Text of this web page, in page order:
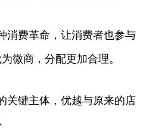
费革命，让消费者也参与
微商，分配更加合理。
键主体，优越与原来的店